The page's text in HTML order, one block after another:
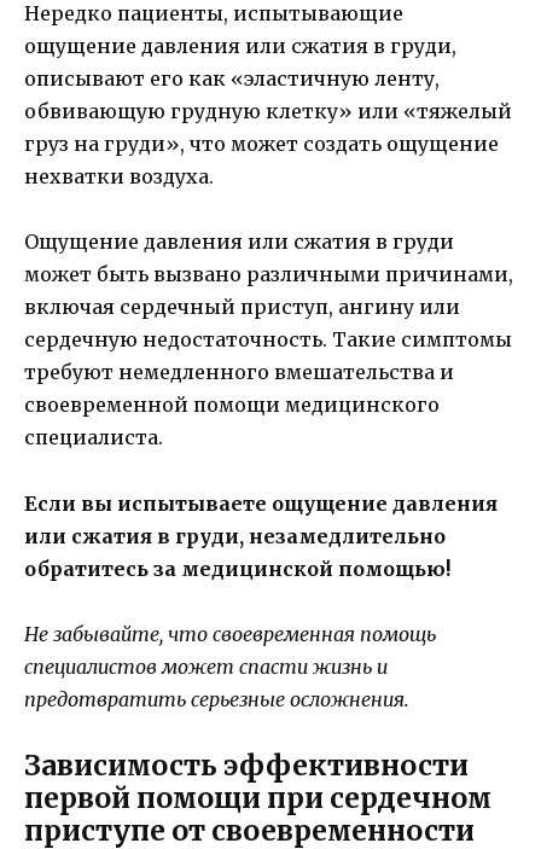
Нередко пациенты, испытывающие
ощущение давления или сжатия в груди,
описывают его как «эластичную ленту,
обвивающую грудную клетку» или «тяжелый
груз на груди», что может создать ощущение
нехватки воздуха.
Ощущение давления или сжатия в груди
может быть вызвано различными причинами,
включая сердечный приступ, ангину или
сердечную недостаточность. Такие симптомы
требуют немедленного вмешательства и
своевременной помощи медицинского
специалиста.
Если вы испытываете ощущение давления
или сжатия в груди, незамедлительно
обратитесь за медицинской помощью!
Не забывайте, что своевременная помощь
специалистов может спасти жизнь и
предотвратить серьезные осложнения.
Зависимость эффективности
первой помощи при сердечном
приступе от своевременности